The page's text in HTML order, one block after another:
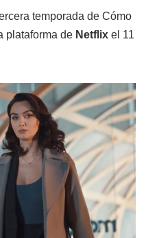
temporada de Cómo
plataforma de Netflix el 11